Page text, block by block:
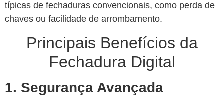
típicas de fechaduras convencionais, como perda de
chaves ou facilidade de arrombamento.
Principais Benefícios da
Fechadura Digital
1. Segurança Avançada